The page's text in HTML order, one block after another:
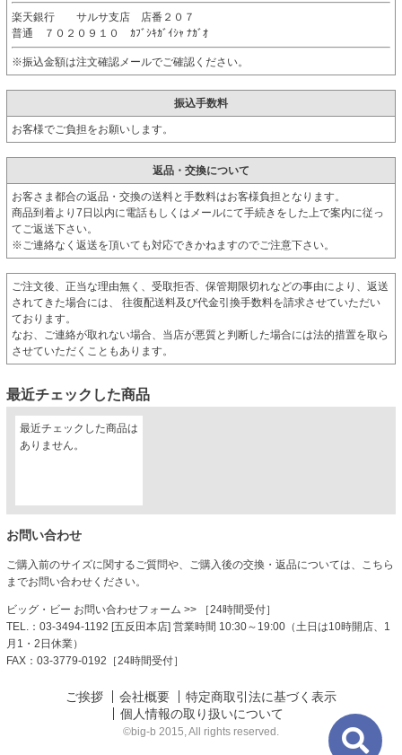
楽天銀行 サルサ支店 店番２０７
普通 ７０２０９１０ ｶﾌﾞｼｷｶﾞｲｼｬ ﾅｶﾞｵ
※振込金額は注文確認メールでご確認ください。
振込手数料
お客様でご負担をお願いします。
返品・交換について
お客さま都合の返品・交換の送料と手数料はお客様負担となります。
商品到着より7日以内に電話もしくはメールにて手続きをした上で案内に従っ
てご返送下さい。
※ご連絡なく返送を頂いても対応できかねますのでご注意下さい。
ご注文後、正当な理由無く、受取拒否、保管期限切れなどの事由により、返送
されてきた場合には、 往復配送料及び代金引換手数料を請求させていただい
ております。
なお、ご連絡が取れない場合、当店が悪質と判断した場合には法的措置を取ら
させていただくこともあります。
最近チェックした商品
最近チェックした商品は
ありません。
お問い合わせ
ご購入前のサイズに関するご質問や、ご購入後の交換・返品については、こちら
までお問い合わせください。
ビッグ・ビー お問い合わせフォーム >> ［24時間受付］
TEL.：03-3494-1192 [五反田本店] 営業時間 10:30～19:00（土日は10時開店、1
月1・2日休業）
FAX：03-3779-0192［24時間受付］
ご挨拶 会社概要
特定商取引法に基づく表示
個人情報の取り扱いについて
©big-b 2015, All rights reserved.